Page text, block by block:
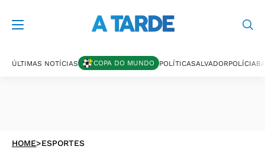
ÚLTIMAS NOTÍCIAS COPA DO MUNDO POLÍTICASALVADORPOLÍCIA
HOME>ESPORTES